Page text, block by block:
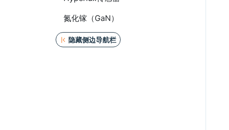
氮化镓（GaN）
隐藏侧边导航栏